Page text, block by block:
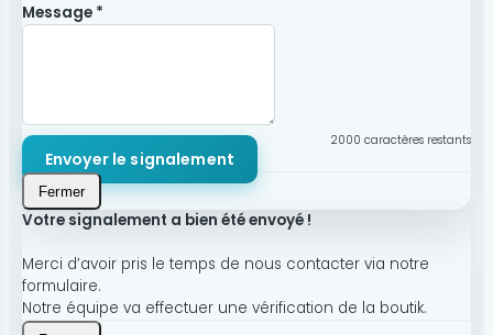
Message *
2000 caractères restants
Envoyer le signalement
Fermer
Votre signalement a bien été envoyé !
Merci d’avoir pris le temps de nous contacter via notre
formulaire.
Notre équipe va effectuer une vérification de la boutik.